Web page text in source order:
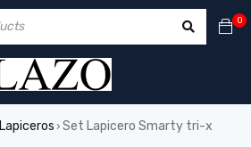
0
Lapiceros › Set Lapicero Smarty tri-x